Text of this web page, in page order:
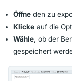
Öffne den zu
Klicke auf die
Wähle , ob der
gespeichert